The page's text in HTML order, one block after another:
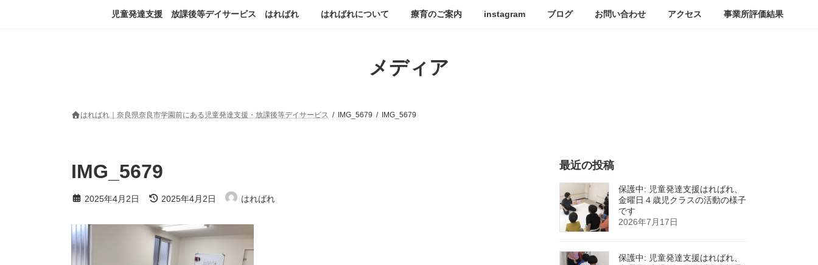
児童発達支援 放課後等デイサービス はればれ はればれについて 療育のご案内 instagram ブログ お問い合わせ アクセス 事業所評価結果
メディア
はればれ｜奈良県奈良市学園前にある児童発達支援・放課後等デイサービス IMG_5679 IMG_5679
IMG_5679
2025年4月2日
最
終
新
日
時
2025年4月2日 はればれ
最近の投稿
保護中: 児童発達支援はればれ、
金曜日４歳児クラスの活動の様子
です
2026年7月17日
保護中: 児童発達支援はればれ、